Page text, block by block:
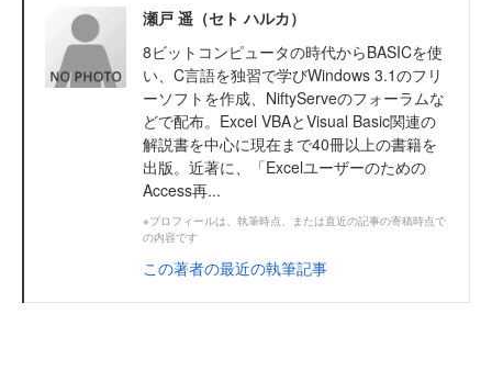
瀬戸 遥（セト ハルカ）
8ビットコンピュータの時代からBASICを使
い、C言語を独習で学びWindows 3.1のフリ
ーソフトを作成、NiftyServeのフォーラムな
どで配布。Excel VBAとVisual Basic関連の
解説書を中心に現在まで40冊以上の書籍を
出版。近著に、「Excelユーザーのための
Access再...
※プロフィールは、執筆時点、または直近の記事の寄稿時点で
の内容です
この著者の最近の執筆記事